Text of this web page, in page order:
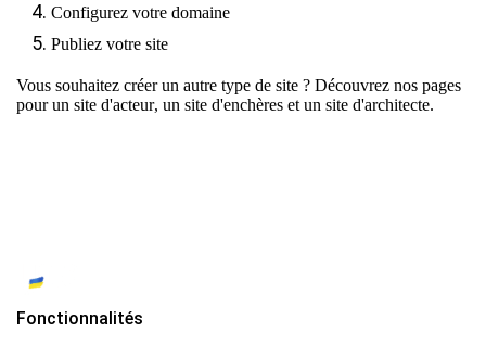
Configurez votre domaine
Publiez votre site
Vous souhaitez créer un autre type de site ? Découvrez nos pages
pourun site d'acteur, un site d'enchères et un site d'architecte.
Fonctionnalités